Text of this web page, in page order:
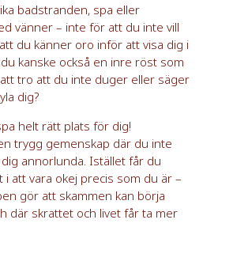
badstranden, spa eller
vänner – inte för att du inte vill
du känner oro inför att visa dig i
kanske också en inre röst som
tro att du inte duger eller säger
dig?
helt rätt plats för dig!
trygg gemenskap där du inte
annorlunda. Istället får du
i att vara okej precis som du är –
gör att skammen kan börja
där skrattet och livet får ta mer